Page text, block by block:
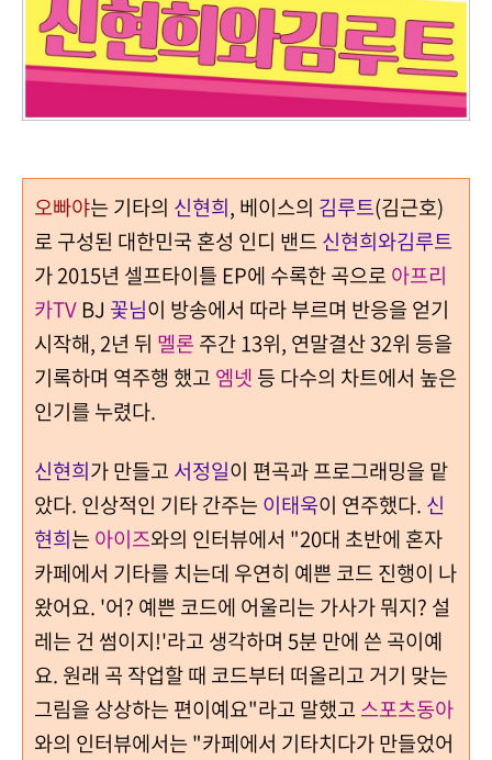
오빠야는 기타의 신현희, 베이스의 김루트(김근호)
로 구성된 대한민국 혼성 인디 밴드신현희와김루트
가 2015년 셀프타이틀 EP에 수록한 곡으로아프리
카TVBJ 꽃님이 방송에서 따라 부르며 반응을 얻기
시작해, 2년 뒤 멜론 주간 13위, 연말결산 32위 등을
기록하며 역주행 했고 엠넷 등 다수의 차트에서 높은
인기를 누렸다.
신현희가 만들고 서정일이 편곡과 프로그래밍을 맡
았다. 인상적인 기타 간주는 이태욱이 연주했다. 신
현희는 아이즈와의 인터뷰에서 "20대 초반에 혼자
카페에서 기타를 치는데 우연히 예쁜 코드 진행이 나
왔어요. '어? 예쁜 코드에 어울리는 가사가 뭐지? 설
레는 건 썸이지!'라고 생각하며 5분 만에 쓴 곡이예
요. 원래 곡 작업할 때 코드부터 떠올리고 거기 맞는
그림을 상상하는 편이예요"라고 말했고 스포츠동아
와의 인터뷰에서는 "카페에서 기타치다가 만들었어